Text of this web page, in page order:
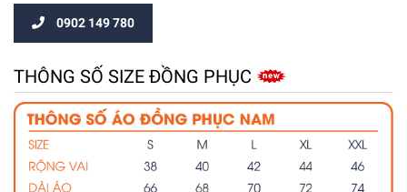
0902 149 780
THÔNG SỐ SIZE ĐỒNG PHỤC